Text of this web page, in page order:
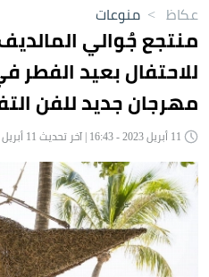
عكاظ > منوعات
منتجع جُوالي
للاحتفال بعيد الفطر
مهرجان جديد للفن